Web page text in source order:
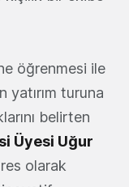
öğrenmesi ile
yatırım turuna
belirten
Üyesi Uğur
olarak